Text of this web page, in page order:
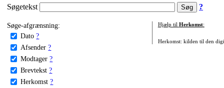
Søgetekst ?
Søge-afgrænsning:
Dato ?
Afsender ?
Modtager ?
Brevtekst ?
Herkomst ?
Hjælp til Herkomst:
Herkomst: kilden til den